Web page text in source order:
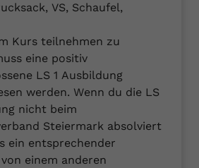
VS, Schaufel,
Kurs teilnehmen zu
eine positiv
LS 1 Ausbildung
werden. Wenn du die LS
nicht beim
Steiermark absolviert
ein entsprechender
einem anderen